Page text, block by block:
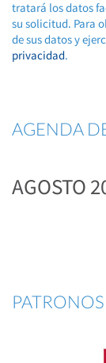
tratará los datos
su solicitud. Para
de sus datos y
privacidad.
AGENDA
AGOSTO
PATRONOS